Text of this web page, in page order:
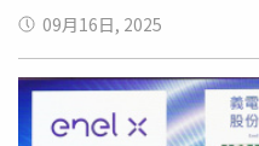
GoShare 最忙的一天？共
GoShare 移動共享服務上
次數，總騎乘公里數更達
用戶環島超過 20 萬圈！
全台隨借隨還服務範圍最
優勢，WeMo、iRent若無
後，WeMo將專營共享機
WeMo也向LINE GO（格上
共享機車陣營，就等LINE
重要。我們已開通LINE Pay
透過打造健全的財務基礎
2026年達成能源事業損益
現金流，以及2028年車輛
於今年發表三款新車，全
航空合作推出GogoroPulse
09月16日, 2025